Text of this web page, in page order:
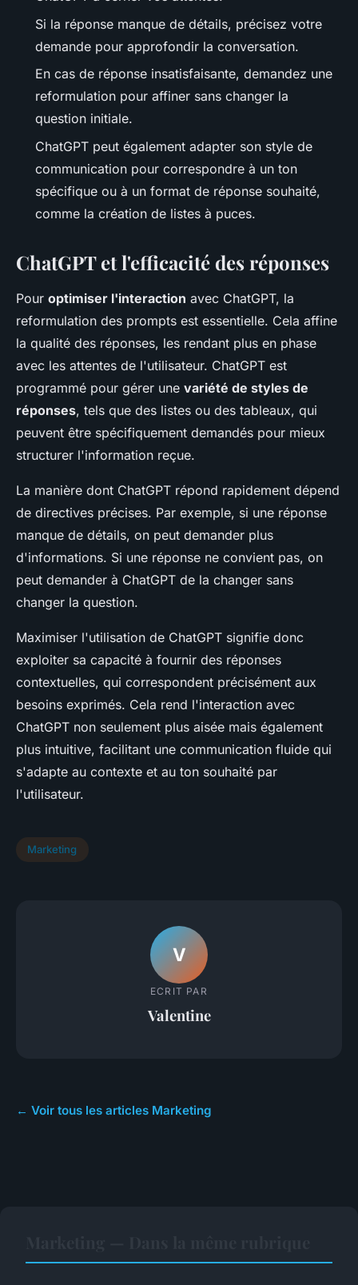
Si la réponse manque de détails, précisez votre
demande pour approfondir la conversation.
En cas de réponse insatisfaisante, demandez une
reformulation pour affiner sans changer la
question initiale.
ChatGPT peut également adapter son style de
communication pour correspondre à un ton
spécifique ou à un format de réponse souhaité,
comme la création de listes à puces.
ChatGPT et l'efficacité des réponses
Pour optimiser l'interaction avec ChatGPT, la
reformulation des prompts est essentielle. Cela affine
la qualité des réponses, les rendant plus en phase
avec les attentes de l'utilisateur. ChatGPT est
programmé pour gérer une variété de styles de
réponses, tels que des listes ou des tableaux, qui
peuvent être spécifiquement demandés pour mieux
structurer l'information reçue.
La manière dont ChatGPT répond rapidement dépend
de directives précises. Par exemple, si une réponse
manque de détails, on peut demander plus
d'informations. Si une réponse ne convient pas, on
peut demander à ChatGPT de la changer sans
changer la question.
Maximiser l'utilisation de ChatGPT signifie donc
exploiter sa capacité à fournir des réponses
contextuelles, qui correspondent précisément aux
besoins exprimés. Cela rend l'interaction avec
ChatGPT non seulement plus aisée mais également
plus intuitive, facilitant une communication fluide qui
s'adapte au contexte et au ton souhaité par
l'utilisateur.
Marketing
V
ECRIT PAR
Valentine
← Voir tous les articles Marketing